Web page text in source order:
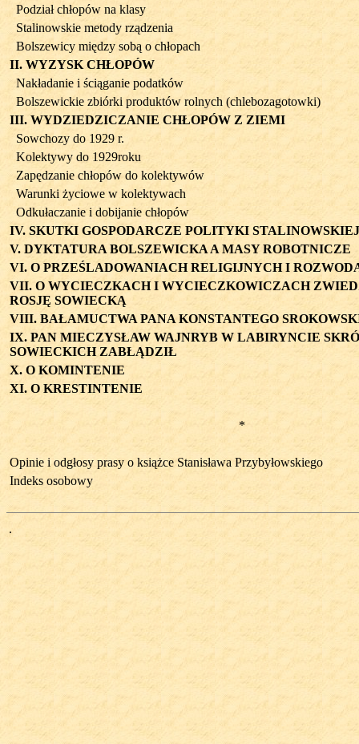
Podział chłopów na klasy
Stalinowskie metody rządzenia
Bolszewicy między sobą o chłopach
II. WYZYSK CHŁOPÓW
Nakładanie i ściąganie podatków
Bolszewickie zbiórki produktów rolnych (chlebozagotowki)
III. WYDZIEDZICZANIE CHŁOPÓW Z ZIEMI
Sowchozy do 1929 r.
Kolektywy do 1929roku
Zapędzanie chłopów do kolektywów
Warunki życiowe w kolektywach
Odkułaczanie i dobijanie chłopów
IV. SKUTKI GOSPODARCZE POLITYKI STALINOWSKIEJ
V. DYKTATURA BOLSZEWICKA A MASY ROBOTNICZE
VI. O PRZEŚLADOWANIACH RELIGIJNYCH I
VII. O WYCIECZKACH I WYCIECZKOWICZACH
ROSJĘ SOWIECKĄ
VIII. BAŁAMUCTWA PANA KONSTANTEGO
IX. PAN MIECZYSŁAW WAJNRYB W LABIRYNCIE
SOWIECKICH ZABŁĄDZIŁ
X. O KOMINTENIE
XI. O KRESTINTENIE
*
Opinie i odgłosy prasy o książce Stanisława Przybyłowskiego
Indeks osobowy
.